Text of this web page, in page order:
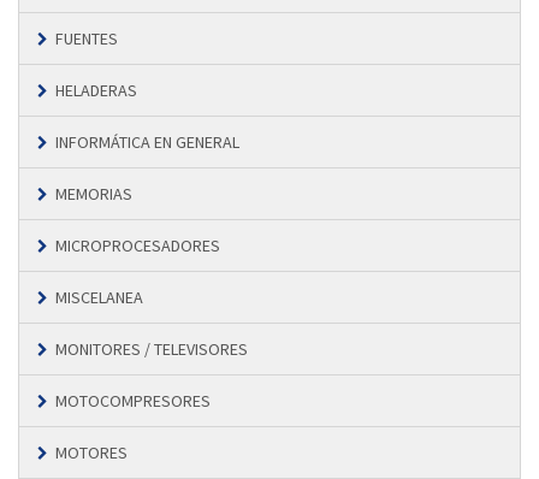
FUENTES
HELADERAS
INFORMÁTICA EN GENERAL
MEMORIAS
MICROPROCESADORES
MISCELANEA
MONITORES / TELEVISORES
MOTOCOMPRESORES
MOTORES